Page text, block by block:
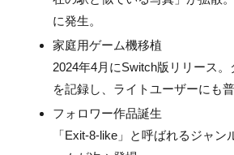
に発生。
家庭用ゲーム機移植
2024年4月にSwitch版リリース。
を記録し、ライトユーザーにも普
フォロワー作品誕生
「Exit-8-like」と呼ばれるジャン